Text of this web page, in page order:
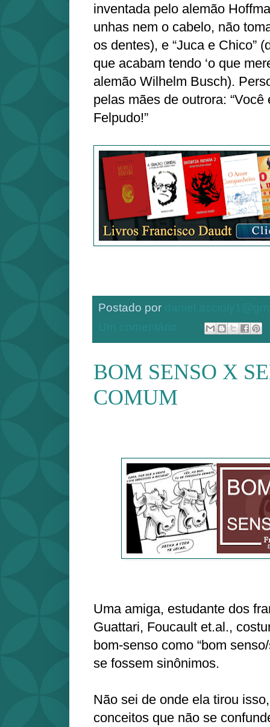
inventada pelo alemão
unhas nem o cabelo, não
os dentes), e “Juca e Chico”
que acabam tendo ‘o que
alemão Wilhelm Busch).
pelas mães de outrora:
Felpudo!”
Postado por
BOM SENSO X
COMUM
Uma amiga, estudante dos
Guattari, Foucault et.al.,
bom-senso como “bom
se fossem sinônimos.
Não sei de onde ela tirou
conceitos que não se